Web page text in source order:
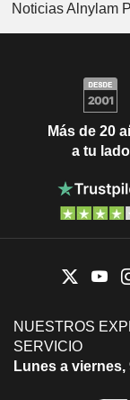
Noticias Alnylam
Más de 20
a tu lado
NUESTROS
SERVICIO
Lunes a viernes,